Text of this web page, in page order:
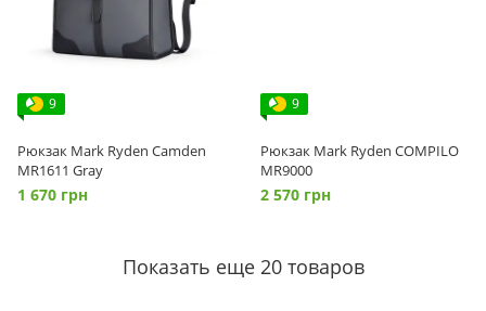
9
Рюкзак Mark Ryden Camden
MR1611 Gray
1 670 грн
9
Рюкзак Mark Ryden COMPILO
MR9000
2 570 грн
Показать еще 20 товаров